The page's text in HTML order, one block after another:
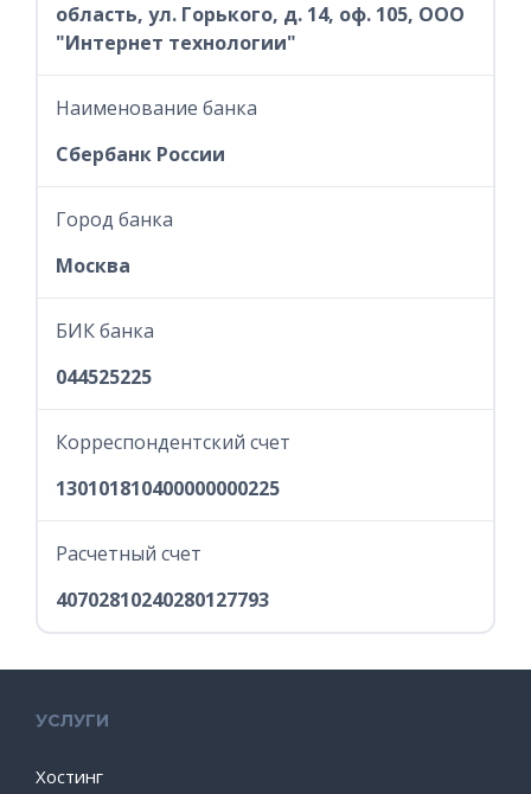
область, ул. Горького, д. 14, оф. 105, ООО
"Интернет технологии"
Наименование банка
Сбербанк России
Город банка
Москва
БИК банка
044525225
Корреспондентский счет
130101810400000000225
Расчетный счет
40702810240280127793
УСЛУГИ
Хостинг